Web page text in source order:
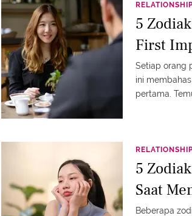
5
First
Setiap orang
ini
pertama.
5
Saat
Beberapa